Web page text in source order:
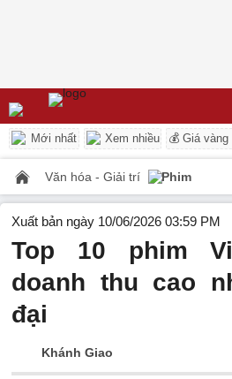
Mới nhất Xem nhiều 💰 Giá vàng
Văn hóa - Giải trí Phim
Xuất bản ngày 10/06/2026 03:59 PM
Top 10 phim
doanh thu cao
đại
Khánh Giao